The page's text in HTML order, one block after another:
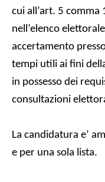
cui all’art. 5
nell’elenco
accertamento
tempi utili ai fini
in possesso dei
consultazioni
La candidatura e’
e per una sola lista.